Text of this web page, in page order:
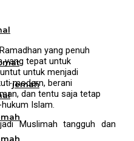
yang penuh
yang tepat untuk
untuk menjadi
modern, berani
dan tentu saja tetap
Islam.
Muslimah tangguh dan